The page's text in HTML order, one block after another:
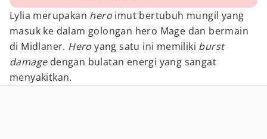
Lylia merupakan hero imut bertubuh mungil yang
masuk ke dalam golongan hero Mage dan bermain
di Midlaner. Heroyang satu ini memiliki burst
damage dengan bulatan energi yang sangat
menyakitkan.